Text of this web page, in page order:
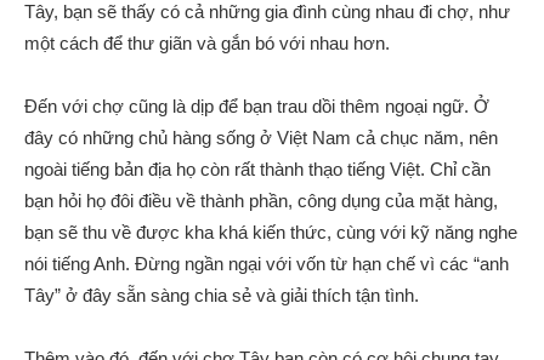
Tây, bạn sẽ thấy có cả những gia đình cùng nhau đi chợ, như
một cách để thư giãn và gắn bó với nhau hơn.
Đến với chợ cũng là dịp để bạn trau dồi thêm ngoại ngữ. Ở
đây có những chủ hàng sống ở Việt Nam cả chục năm, nên
ngoài tiếng bản địa họ còn rất thành thạo tiếng Việt. Chỉ cần
bạn hỏi họ đôi điều về thành phần, công dụng của mặt hàng,
bạn sẽ thu về được kha khá kiến thức, cùng với kỹ năng nghe
nói tiếng Anh. Đừng ngần ngại với vốn từ hạn chế vì các “anh
Tây” ở đây sẵn sàng chia sẻ và giải thích tận tình.